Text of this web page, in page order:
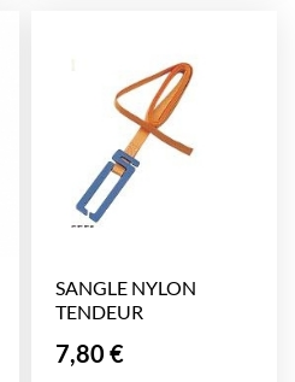
SANGLE NYLON
TENDEUR
Prix
7,80 €